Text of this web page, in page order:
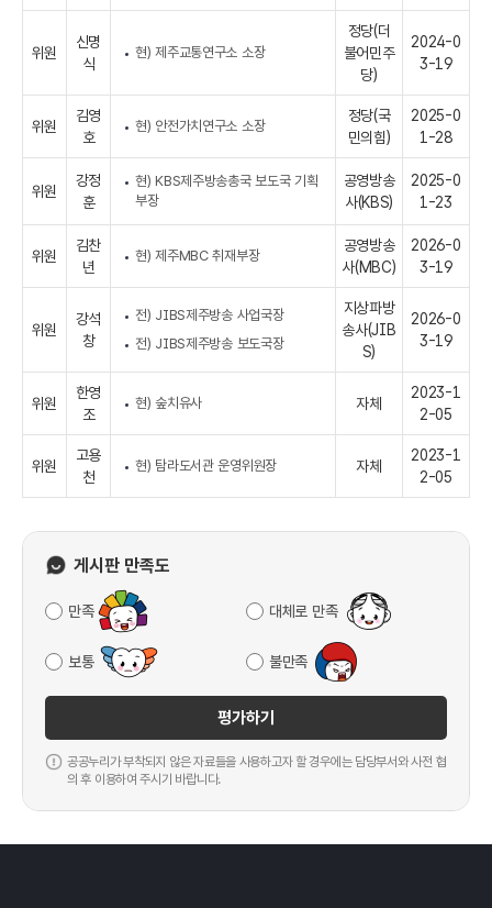
위원
신명
식
현) 제주교통연구소 소장
정당(더
불어민주
당)
2024-0
3-19
위원
김영
호
현) 안전가치연구소 소장
정당(국
민의힘)
2025-0
1-28
위원
강정
훈
현) KBS제주방송총국 보도국 기획
부장
공영방송
사(KBS)
2025-0
1-23
위원
김찬
년
현) 제주MBC 취재부장
공영방송
사(MBC)
2026-0
3-19
위원
강석
창
전) JIBS제주방송 사업국장
전) JIBS제주방송 보도국장
지상파방
송사(JIB
S)
2026-0
3-19
위원
한영
조
현) 숲치유사 자체
2023-1
2-05
위원
고용
천
현) 탐라도서관 운영위원장 자체
2023-1
2-05
게시판 만족도
만족 대체로 만족
보통 불만족
평가하기
공공누리가 부착되지 않은 자료들을 사용하고자 할 경우에는 담당부서와 사전 협
의 후 이용하여 주시기 바랍니다.